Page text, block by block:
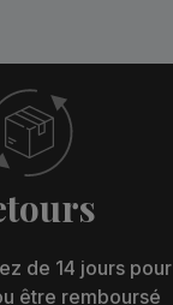
de 14 jours pour
être remboursé